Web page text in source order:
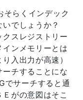
そらくインデック
でしょうか？
スレジストリー
ンメモリーとは
入出力が高速）
チすることにな
でサーチすると通
がの意図はそこ